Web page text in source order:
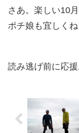
さあ。楽しい10
ポチ娘も宜しくね
読み逃げ前に応